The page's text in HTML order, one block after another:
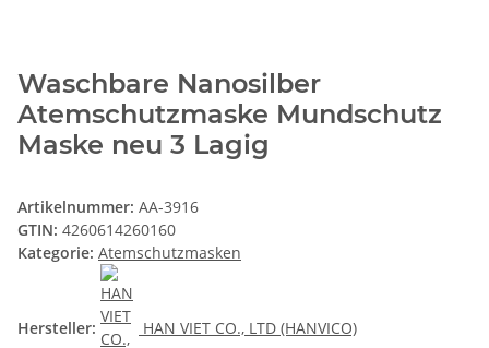
Waschbare Nanosilber
Atemschutzmaske Mundschutz
Maske neu 3 Lagig
Artikelnummer: AA-3916
GTIN: 4260614260160
Kategorie: Atemschutzmasken
Hersteller: HAN VIET CO., LTD (HANVICO)